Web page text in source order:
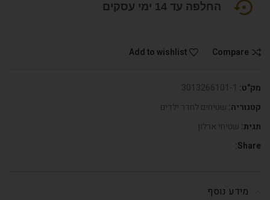
החלפה עד 14 ימי עסקים
Compare
Add to wishlist
מק"ט: 3013266101-1
קטגוריה: שטיחים לחדר ילדים
תגית: שטיחי ארלון
Share:
מידע נוסף